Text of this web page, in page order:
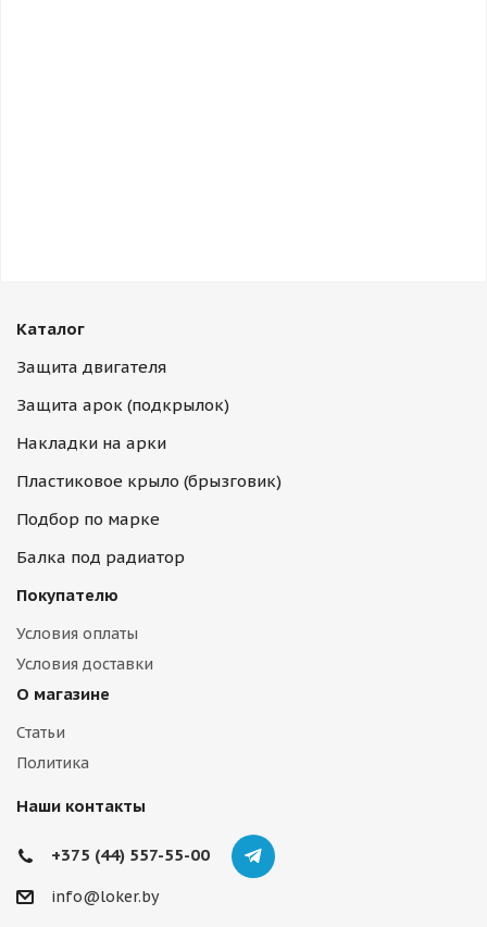
Каталог
Защита двигателя
Защита арок (подкрылок)
Накладки на арки
Пластиковое крыло (брызговик)
Подбор по марке
Балка под радиатор
Покупателю
Условия оплаты
Условия доставки
О магазине
Статьи
Политика
Наши контакты
+375 (44) 557-55-00
info@loker.by